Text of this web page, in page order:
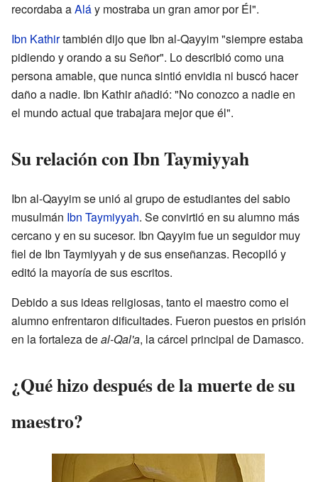
recordaba aAláy mostraba un gran amor por Él".
Ibn Kathirtambién dijo que Ibn al-Qayyim "siempre estaba
pidiendo y orando a su Señor". Lo describió como una
persona amable, que nunca sintió envidia ni buscó hacer
daño a nadie. Ibn Kathir añadió: "No conozco a nadie en
el mundo actual que trabajara mejor que él".
Su relación con Ibn Taymiyyah
Ibn al-Qayyim se unió al grupo de estudiantes del sabio
musulmán Ibn Taymiyyah. Se convirtió en su alumno más
cercano y en su sucesor. Ibn Qayyim fue un seguidor muy
fiel de Ibn Taymiyyah y de sus enseñanzas. Recopiló y
editó la mayoría de sus escritos.
Debido a sus ideas religiosas, tanto el maestro como el
alumno enfrentaron dificultades. Fueron puestos en prisión
en la fortaleza deal-Qal'a, la cárcel principal de Damasco.
¿Qué hizo después de la muerte de su
maestro?